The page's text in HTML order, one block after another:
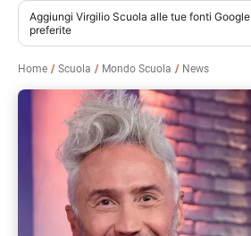
contenuto
Aggiungi Virgilio Scuola alle tue fonti Google
preferite
Home Scuola Mondo Scuola News